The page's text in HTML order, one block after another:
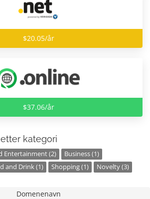
$20.05/år
$37.06/år
kategori
Entertainment (2)
Business (1)
and Drink (1) Shopping (1) Novelty (3)
Domenenavn